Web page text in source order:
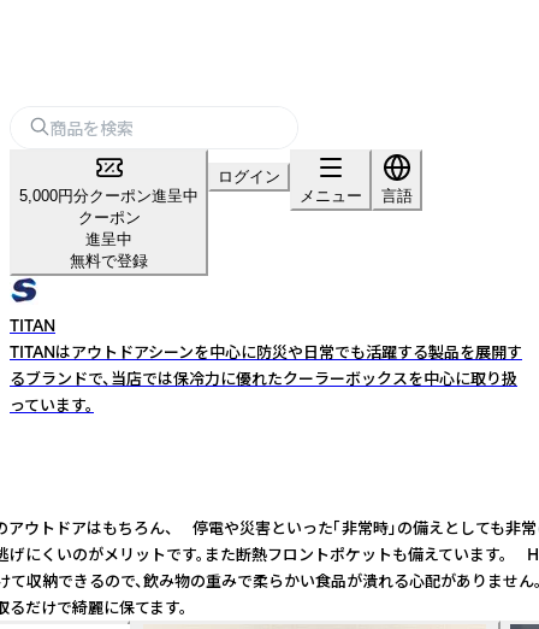
5,000円分クーポン進呈中
クーポン
進呈中
無料で登録
ログイン
メニュー
言語
TITAN
TITANはアウトドアシーンを中心に防災や日常でも活躍する製品を展開す
るブランドで、当店では保冷力に優れたクーラーボックスを中心に取り扱
っています。
ドアはもちろん、 停電や災害といった「非常時」の備えとし
いのがメリットです。また断熱フロントポケットも備えていま
収納できるので、飲み物の重みで柔らかい食品が潰れる心配が
だけで綺麗に保てます。